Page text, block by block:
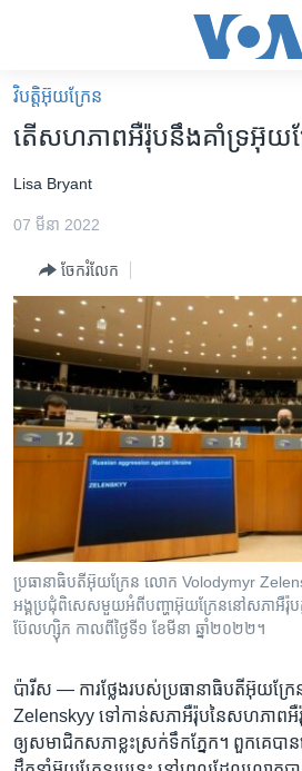
គេហទំព័រ​
ទាក់ទង
និង​
ទៅ​​
ម្តង
រំលង​
និង​
ចូល​
ទៅ​
រំលង​
និង​
ចូល​
ទៅ​
ទំព័រ​
ស្វែង​
រក
អាមេរិក
ចិន
ហេឡូវីអូអេ
កម្ពុជាច្នៃប្រតិដ្ឋ
ព្រឹត្តិការណ៍ព័ត៌មាន
ទូរទស្សន៍ / វីដេអូ​
វិទ្យុ / ផតខាសថ៍
កម្មវិធីទាំងអស់
Khmer English
បណ្តាញ​សង្គម
ភាសា
វិបត្តិអ៊ុយក្រែន
តើ​សហភាព​អឺរ៉ុប​នឹង​គាំទ្រ​អ៊ុយ
Lisa Bryant
07 មីនា 2022
ចែករំលែក
ប្រធានាធិបតី​អ៊ុយក្រែន លោក Volodymyr
អង្គ​ប្រជុំ​ពិសេស​មួយ​អំពី​បញ្ហា​អ៊ុយក្រែន​នៅ​សភា​អឺរ៉ុប​
ប៊ែលហ្ស៊ិក កាល​ពី​ថ្ងៃ​ទី​១​ ខែ​មីនា ឆ្នាំ​២០២២។
​ប៉ារីស — ការ​ថ្លែង​របស់​ប្រធានាធិបតី​អ៊ុយក្
Zelenskyy ទៅកាន់​សភា​អឺរ៉ុប​នៃ​សហភាព​អឺ
ឲ្យ​សមាជិក​សភា​ខ្លះ​ស្រក់​ទឹកភ្នែក។ ពួកគេ​ប